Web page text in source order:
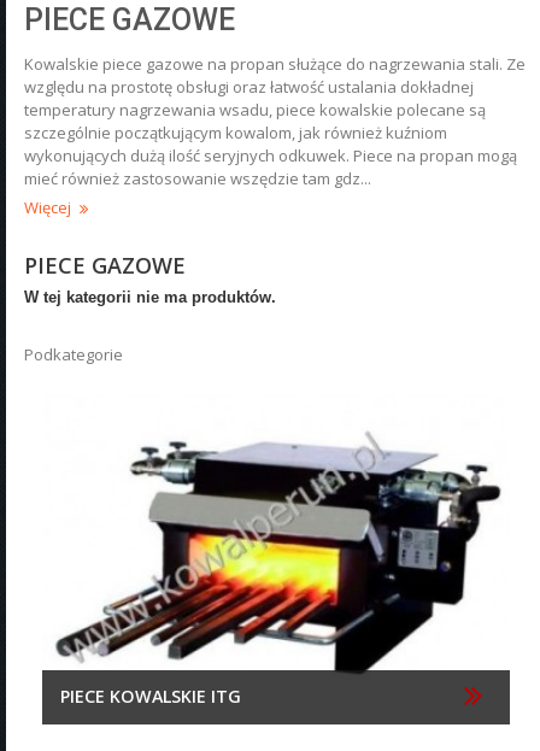
PIECE GAZOWE
Kowalskie piece gazowe na propan służące do nagrzewania stali. Ze
względu na prostotę obsługi oraz łatwość ustalania dokładnej
temperatury nagrzewania wsadu, piece kowalskie polecane są
szczególnie początkującym kowalom, jak również kuźniom
wykonujących dużą ilość seryjnych odkuwek. Piece na propan mogą
mieć również zastosowanie wszędzie tam gdz...
Więcej
PIECE GAZOWE
W tej kategorii nie ma produktów.
Podkategorie
PIECE KOWALSKIE ITG